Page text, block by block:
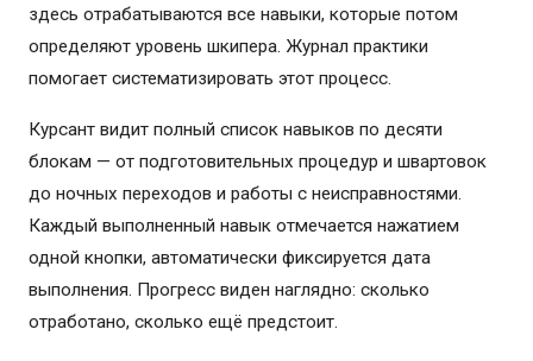
устройства с выходом в интернет.
ОТКРЫТЬ СУДОВОЙ ЖУРНАЛ
здесь отрабатываются все навыки, которые потом
определяют уровень шкипера. Журнал практики
помогает систематизировать этот процесс.
Курсант видит полный список навыков по десяти
блокам — от подготовительных процедур и швартовок
до ночных переходов и работы с неисправностями.
Каждый выполненный навык отмечается нажатием
одной кнопки, автоматически фиксируется дата
выполнения. Прогресс виден наглядно: сколько
отработано, сколько ещё предстоит.